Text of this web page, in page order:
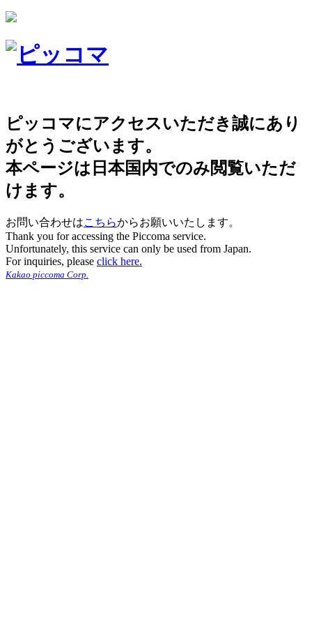
ピッコマにアクセスいただき誠にあり
がとうございます。
本ページは日本国内でのみ閲覧いただ
けます。
お問い合わせはこちらからお願いいたします。
Thank you for accessing the Piccoma service.
Unfortunately, this service can only be used from Japan.
For inquiries, please click here.
Kakao piccoma Corp.